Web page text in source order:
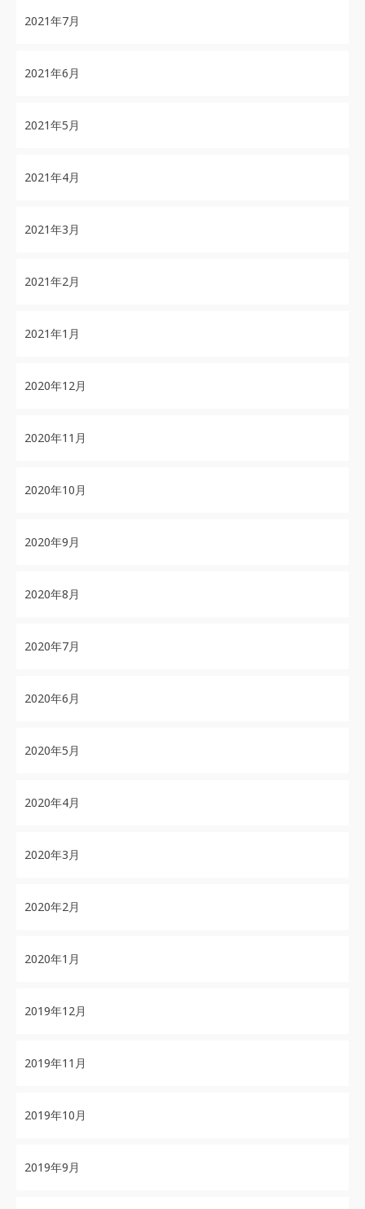
2021年7月
2021年6月
2021年5月
2021年4月
2021年3月
2021年2月
2021年1月
2020年12月
2020年11月
2020年10月
2020年9月
2020年8月
2020年7月
2020年6月
2020年5月
2020年4月
2020年3月
2020年2月
2020年1月
2019年12月
2019年11月
2019年10月
2019年9月